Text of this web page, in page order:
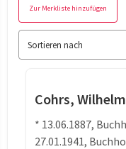
Zur Merkliste hinzufügen
Sortieren nach
Cohrs, Wilhelm
* 13.06.1887,
27.01.1941,